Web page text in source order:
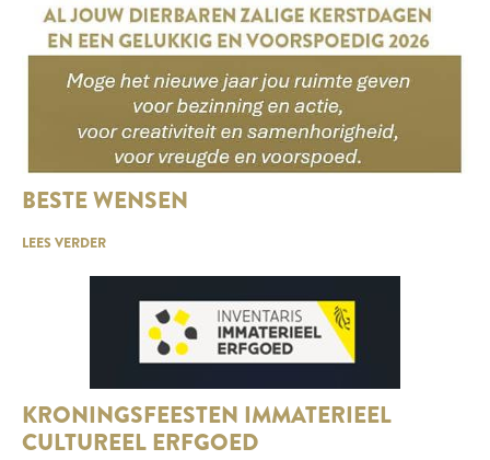
BESTE WENSEN
LEES VERDER
KRONINGSFEESTEN IMMATERIEEL
CULTUREEL ERFGOED